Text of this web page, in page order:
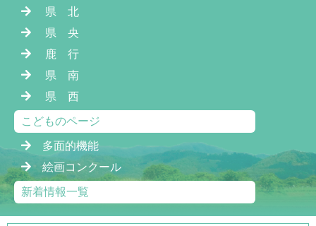
県 北
県 央
鹿 行
県 南
県 西
こどものページ
多面的機能
絵画コンクール
新着情報一覧